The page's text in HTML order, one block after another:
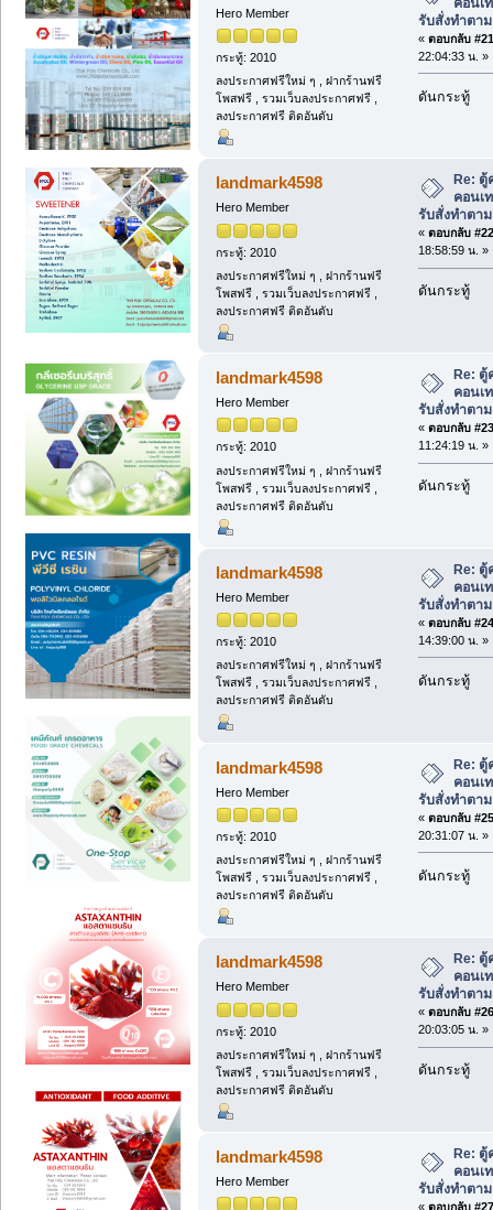
Hero Member
กระทู้: 2010
ลงประกาศฟรีใหม่ ๆ , ฝากร้านฟรี
โพสฟรี , รวมเว็บลงประกาศฟรี ,
ลงประกาศฟรี ติดอันดับ
รับสั่งทำตา
« ตอบกลับ
22:04:33 น. »
ดันกระทู้
landmark4598
Hero Member
กระทู้: 2010
ลงประกาศฟรีใหม่ ๆ , ฝากร้านฟรี
โพสฟรี , รวมเว็บลงประกาศฟรี ,
ลงประกาศฟรี ติดอันดับ
Re: ตู้
คอนเ
รับสั่งทำตา
« ตอบกลับ
18:58:59 น. »
ดันกระทู้
landmark4598
Hero Member
กระทู้: 2010
ลงประกาศฟรีใหม่ ๆ , ฝากร้านฟรี
โพสฟรี , รวมเว็บลงประกาศฟรี ,
ลงประกาศฟรี ติดอันดับ
Re: ตู้
คอนเ
รับสั่งทำตา
« ตอบกลับ
11:24:19 น. »
ดันกระทู้
landmark4598
Hero Member
กระทู้: 2010
ลงประกาศฟรีใหม่ ๆ , ฝากร้านฟรี
โพสฟรี , รวมเว็บลงประกาศฟรี ,
ลงประกาศฟรี ติดอันดับ
Re: ตู้
คอนเ
รับสั่งทำตา
« ตอบกลับ
14:39:00 น. »
ดันกระทู้
landmark4598
Hero Member
กระทู้: 2010
ลงประกาศฟรีใหม่ ๆ , ฝากร้านฟรี
โพสฟรี , รวมเว็บลงประกาศฟรี ,
ลงประกาศฟรี ติดอันดับ
Re: ตู้
คอนเ
รับสั่งทำตา
« ตอบกลับ
20:31:07 น. »
ดันกระทู้
landmark4598
Hero Member
กระทู้: 2010
ลงประกาศฟรีใหม่ ๆ , ฝากร้านฟรี
โพสฟรี , รวมเว็บลงประกาศฟรี ,
ลงประกาศฟรี ติดอันดับ
Re: ตู้
คอนเ
รับสั่งทำตา
« ตอบกลับ
20:03:05 น. »
ดันกระทู้
landmark4598
Hero Member
Re: ตู้
คอนเ
รับสั่งทำตา
« ตอบกลับ